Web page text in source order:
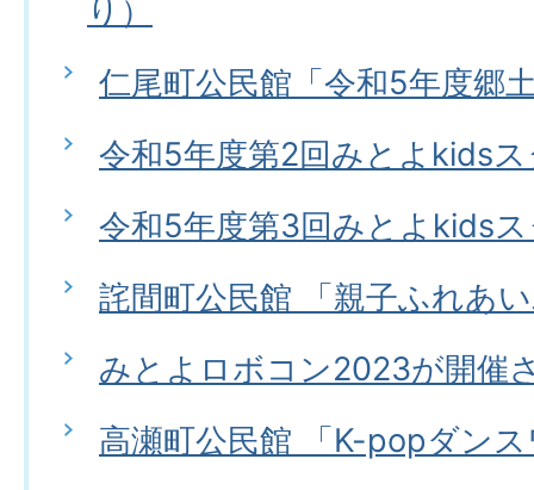
り）
仁尾町公民館「令和5年度郷
令和5年度第2回みとよkids
令和5年度第3回みとよkids
詫間町公民館 「親子ふれあ
みとよロボコン2023が開催
高瀬町公民館 「K-popダン